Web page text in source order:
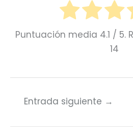
Puntuación media 4.1 / 5.
14
Entrada siguiente →